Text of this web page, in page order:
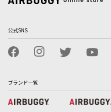
公式SNS
ブランド一覧